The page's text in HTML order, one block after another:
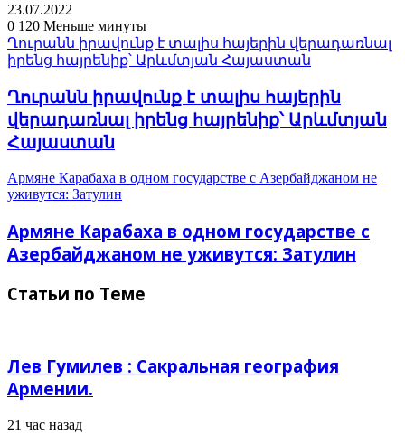
23.07.2022
0 120 Меньше минуты
Ղուրանն իրավունք է տալիս հայերին վերադառնալ
իրենց հայրենիք՝ Արևմտյան Հայաստան
Ղուրանն իրավունք է տալիս հայերին
վերադառնալ իրենց հայրենիք՝ Արևմտյան
Հայաստան
Армяне Карабаха в одном государстве с Азербайджаном не
уживутся: Затулин
Армяне Карабаха в одном государстве с
Азербайджаном не уживутся: Затулин
Статьи по Теме
Лев Гумилев : Сакральная география
Армении.
21 час назад